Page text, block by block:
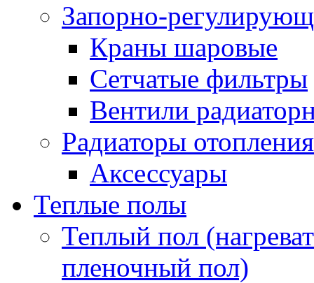
Запорно-
Краны шаровые
Сетчатые фильтры
Вентили
Радиаторы отопления
Аксессуары
Теплые полы
Теплый пол
пленочный пол)